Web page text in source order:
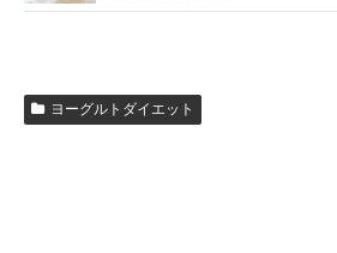
ヨーグルトダイエット